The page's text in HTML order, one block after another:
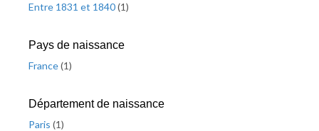
Entre 1831 et 1840(1)
Pays de naissance
France(1)
Département de naissance
Paris (1)